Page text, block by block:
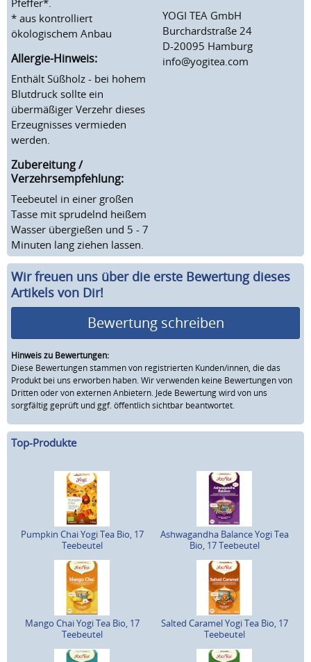
* aus kontrolliert
ökologischem Anbau
Allergie-Hinweis:
Enthält Süßholz - bei hohem
Blutdruck sollte ein
übermäßiger Verzehr dieses
Erzeugnisses vermieden
werden.
Zubereitung /
Verzehrsempfehlung:
Teebeutel in einer großen
Tasse mit sprudelnd heißem
Wasser übergießen und 5 - 7
Minuten lang ziehen lassen.
YOGI TEA GmbH
Burchardstraße 24
D-20095 Hamburg
info@yogitea.com
Wir freuen uns über die erste Bewertung dieses
Artikels von Dir!
Bewertung schreiben
Hinweis zu Bewertungen:
Diese Bewertungen stammen von registrierten Kunden/innen, die das
Produkt bei uns erworben haben. Wir verwenden keine Bewertungen von
Dritten oder von externen Anbietern. Jede Bewertung wird von uns
sorgfältig geprüft und ggf. öffentlich sichtbar beantwortet.
Top-Produkte
Pumpkin Chai Yogi Tea Bio, 17
Teebeutel
Ashwagandha Balance Yogi Tea
Bio, 17 Teebeutel
Mango Chai Yogi Tea Bio, 17
Teebeutel
Salted Caramel Yogi Tea Bio, 17
Teebeutel